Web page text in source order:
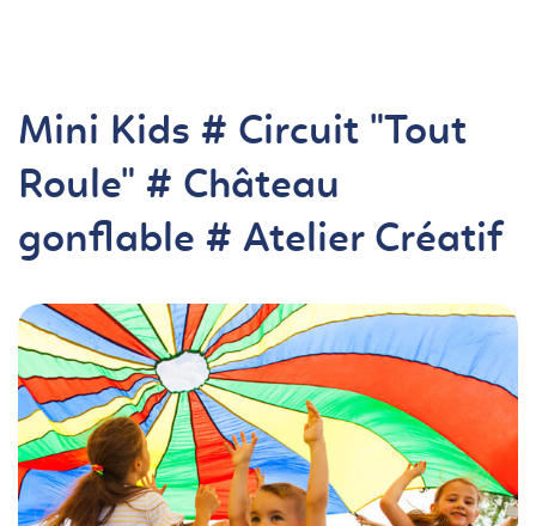
Mini Kids # Circuit "Tout
Roule" # Château
gonflable # Atelier Créatif